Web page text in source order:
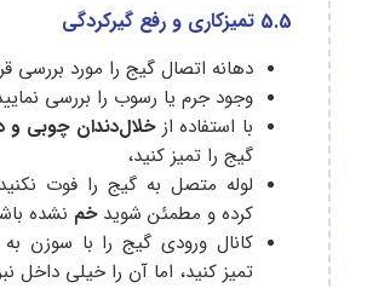
5.5 تمیزکاری و رفع گیرکردگی
دهانه اتصال گیج را مورد بررسی
وجود جرم یا رسوب را بررسی
با استفاده ازخلال‌دندان چوبی و
گیج را تمیز کنید،
لوله متصل به گیج را فوت
کرده و مطمئن شوید خم نشده
کانال ورودی گیج را با سوزن
تمیز کنید، اما آن را خیلی داخل